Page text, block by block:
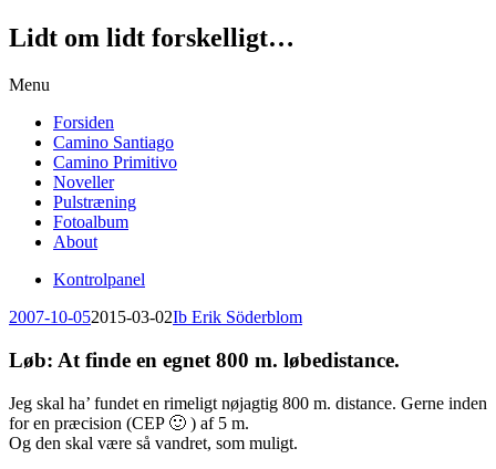
Lidt om lidt forskelligt…
Menu
content
Forsiden
Camino Santiago
Camino Primitivo
Noveller
Pulstræning
Fotoalbum
About
Kontrolpanel
2007-10-052015-03-02Ib Erik Söderblom
Løb: At finde en egnet 800 m. løbedistance.
Jeg skal ha’ fundet en rimeligt nøjagtig 800 m. distance. Gerne inden
for en præcision (CEP 🙂 ) af 5 m.
Og den skal være så vandret, som muligt.